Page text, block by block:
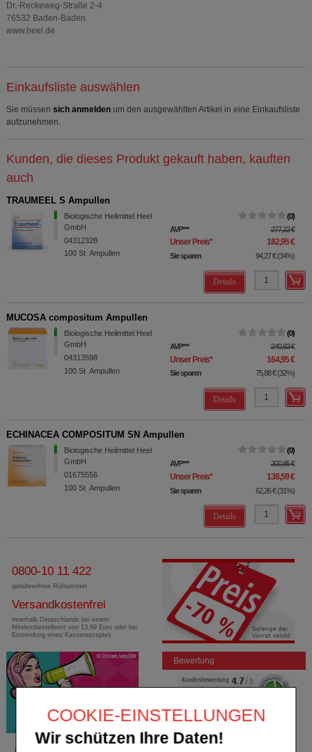
COOKIE-EINSTELLUNGEN
Wir schützen Ihre Daten!
Dr.-Reckeweg-Straße 2-4
76532 Baden-Baden
www.heel.de
Einkaufsliste auswählen
Sie müssen sich anmelden um den ausgewählten Artikel in eine Einkaufsliste
aufzunehmen.
Kunden, die dieses Produkt gekauft haben, kauften
auch
TRAUMEEL S Ampullen
Biologische Heilmittel Heel
GmbH
04312328
100 St Ampullen
0
AVP*** 277,22 €
Unser Preis* 182,95 €
Sie sparen 94,27 € (34%)
Details
MUCOSA compositum Ampullen
Biologische Heilmittel Heel
GmbH
04313598
100 St Ampullen
0
AVP*** 240,83 €
Unser Preis* 164,95 €
Sie sparen 75,88 € (32%)
Details
ECHINACEA COMPOSITUM SN Ampullen
Biologische Heilmittel Heel
GmbH
01675556
100 St Ampullen
0
AVP*** 200,85 €
Unser Preis* 138,59 €
Sie sparen 62,26 € (31%)
Details
0800-10 11 422
gebührenfreie Rufnummer
Versandkostenfrei
innerhalb Deutschlands bei einem
Mindestbestellwert von 13,99 Euro oder bei
Einsendung eines Kassenrezeptes
Bewertung